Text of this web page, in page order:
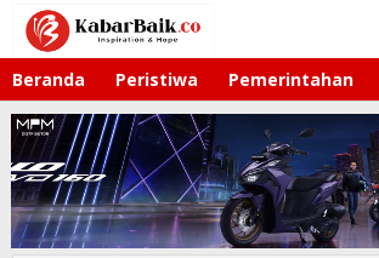
Lewati
konten
Beranda Peristiwa Pemerintahan